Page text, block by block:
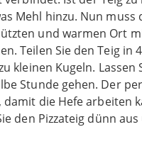
Mehl hinzu. Nun muss
und warmen Ort
Teilen Sie den Teig in
kleinen Kugeln. Lassen
Stunde gehen. Der
damit die Hefe arbeiten
den Pizzateig dünn